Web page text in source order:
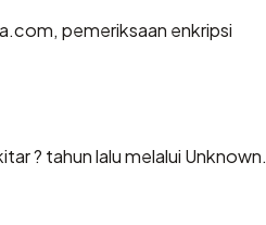
pemeriksaan enkripsi
? tahun lalu melalui Unknown.